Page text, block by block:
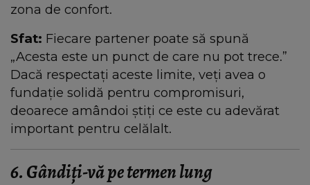
zona de confort.
Sfat: Fiecare partener poate să spună
„Acesta este un punct de care nu pot trece.”
Dacă respectați aceste limite, veți avea o
fundație solidă pentru compromisuri,
deoarece amândoi știți ce este cu adevărat
important pentru celălalt.
6. Gândiți-vă pe termen lung